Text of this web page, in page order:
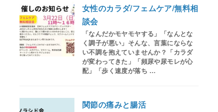
女性のカラダ/フェムケア/無料相
談会
「なんだかモヤモヤする」「なんとな
く調子が悪い」そんな、言葉にならな
い不調を抱えていませんか？「カラダ
が変わってきた」「頻尿や尿モレが心
配」「歩く速度が落ち …
関節の痛みと腸活